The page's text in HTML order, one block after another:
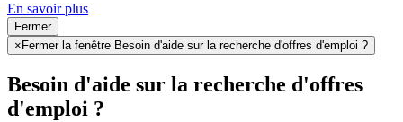
En savoir plus
Fermer
× Fermer la fenêtre Besoin d'aide sur la recherche d'offres d'emploi ?
Besoin d'aide sur la recherche d'offres
d'emploi ?